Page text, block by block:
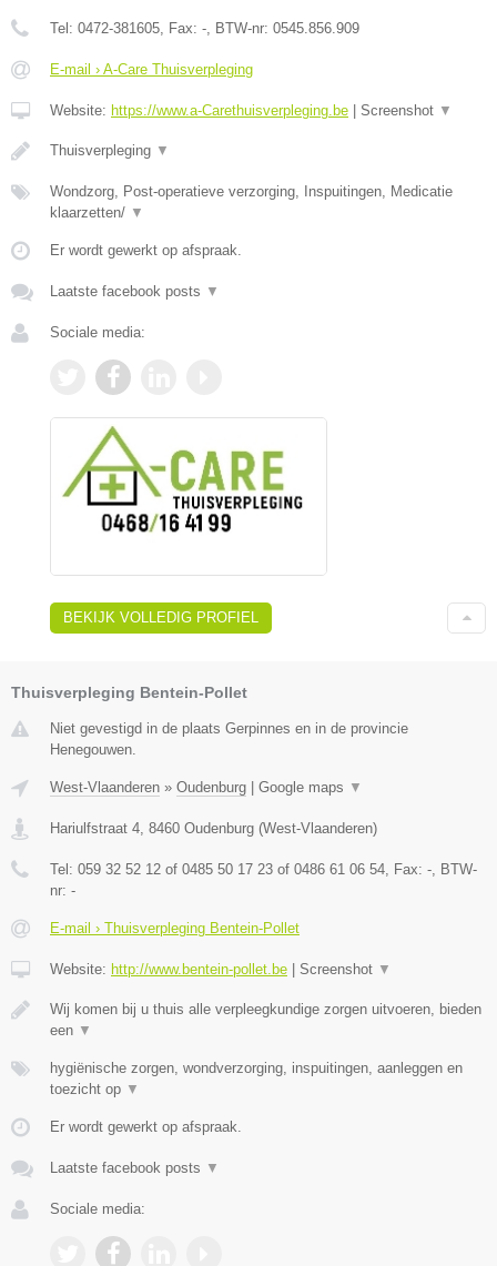
Tel: 0472-381605 , Fax: - , BTW-nr: 0545.856.909
E-mail › A-Care Thuisverpleging
Website: https://www.a-Carethuisverpleging.be | Screenshot ▼
Thuisverpleging ▼
Wondzorg, Post-operatieve verzorging, Inspuitingen, Medicatie
klaarzetten/ ▼
Er wordt gewerkt op afspraak.
Laatste facebook posts ▼
Sociale media:
BEKIJK VOLLEDIG PROFIEL
Thuisverpleging Bentein-Pollet
Niet gevestigd in de plaats Gerpinnes en in de provincie
Henegouwen.
West-Vlaanderen » Oudenburg | Google maps ▼
Hariulfstraat 4 8460 Oudenburg (West-Vlaanderen)
Tel: 059 32 52 12 of 0485 50 17 23 of 0486 61 06 54 , Fax: - , BTW-
nr: -
E-mail › Thuisverpleging Bentein-Pollet
Website: http://www.bentein-pollet.be | Screenshot ▼
Wij komen bij u thuis alle verpleegkundige zorgen uitvoeren, bieden
een ▼
hygiënische zorgen, wondverzorging, inspuitingen, aanleggen en
toezicht op ▼
Er wordt gewerkt op afspraak.
Laatste facebook posts ▼
Sociale media: